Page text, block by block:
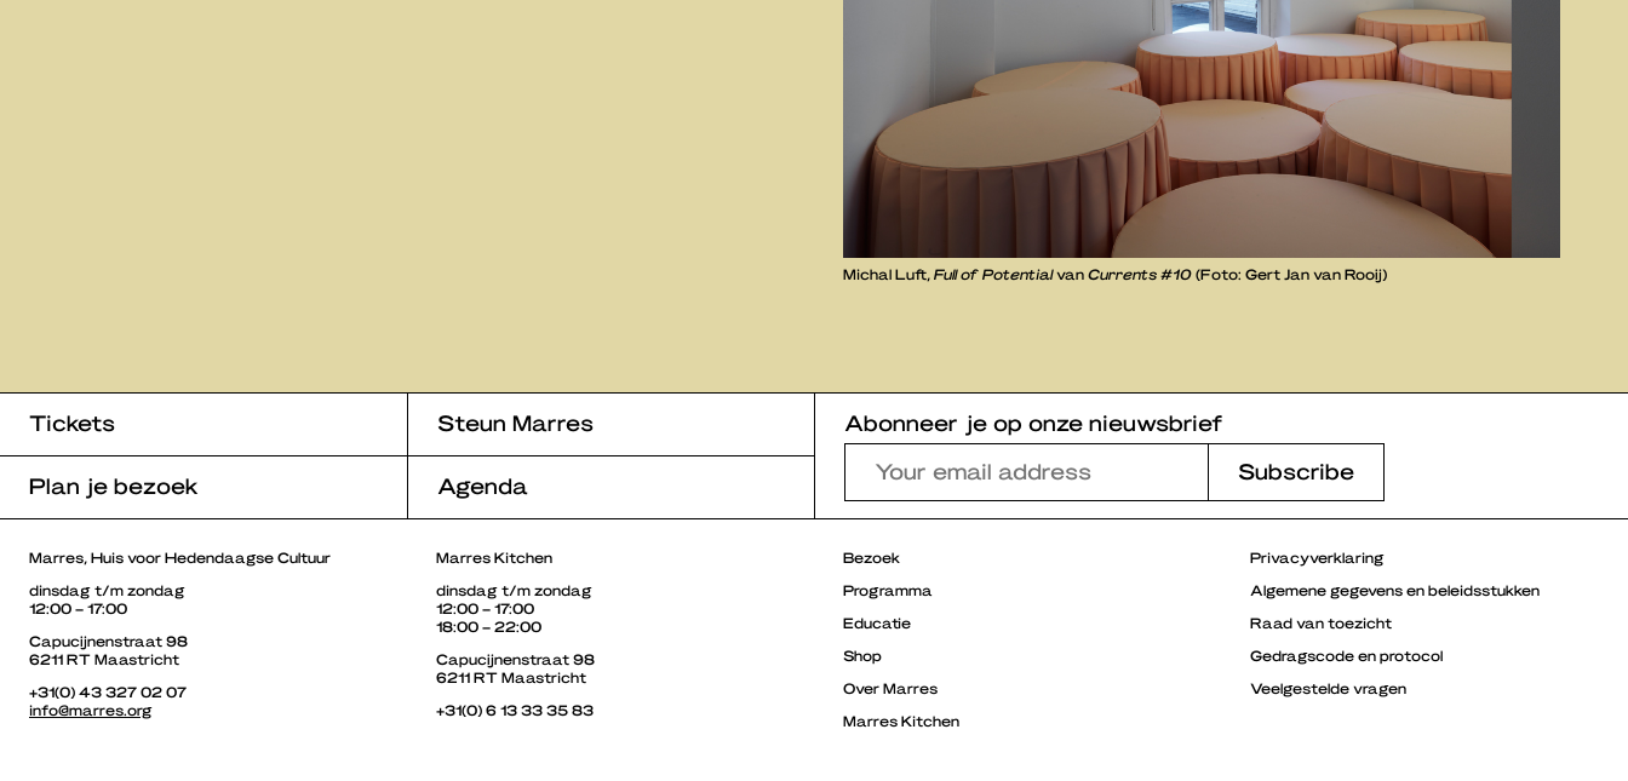
Michal Luft, Full of Potentialvan Currents #10 (Foto: Gert Jan van Rooij)
Tickets Steun Marres
Plan je bezoek Agenda
Abonneer je op onze nieuwsbrief
Marres, Huis voor Hedendaagse Cultuur
dinsdag t/m zondag
12:00 – 17:00
Capucijnenstraat 98
6211 RT Maastricht
+31(0) 43 327 02 07
info@marres.org
Marres Kitchen
dinsdag t/m zondag
12:00 – 17:00
18:00 – 22:00
Capucijnenstraat 98
6211 RT Maastricht
+31(0) 6 13 33 35 83
Bezoek
Programma
Educatie
Shop
Over Marres
Marres Kitchen
Privacyverklaring
Algemene gegevens en beleidsstukken
Raad van toezicht
Gedragscode en protocol
Veelgestelde vragen